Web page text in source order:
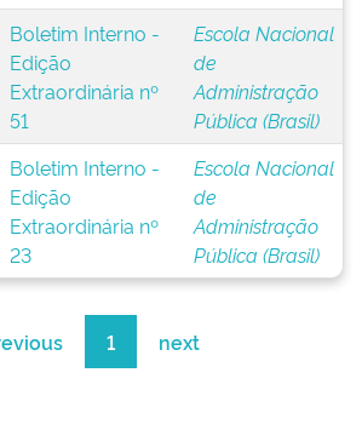
Boletim Interno -
Edição
Extraordinária nº
51
Escola Nacional
de
Administração
Pública (Brasil)
Boletim Interno -
Edição
Extraordinária nº
23
Escola Nacional
de
Administração
Pública (Brasil)
1 next